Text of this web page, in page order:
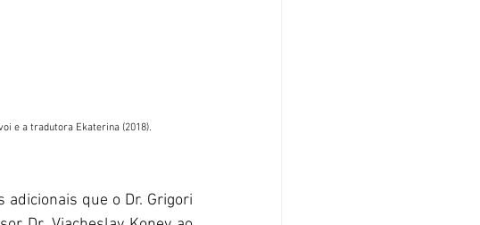
e a tradutora Ekaterina (2018).
que o Dr. Grigori